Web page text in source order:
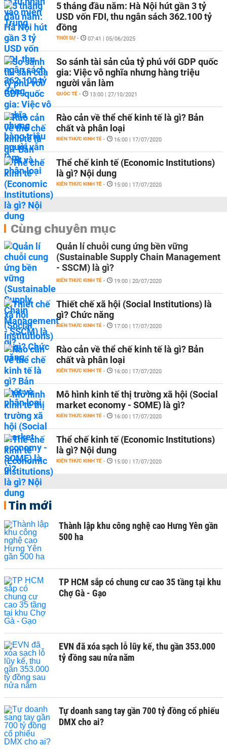
5 tháng đầu năm: Hà Nội hút gần 3 tỷ
USD vốn FDI, thu ngân sách 362.100 tỷ
đồng
THỜI SỰ - 07:41 | 05/06/2025
So sánh tài sản của tỷ phú với GDP quốc
gia: Việc vô nghĩa nhưng hàng triệu
người vẫn làm
QUỐC TẾ - 13:00 | 27/10/2021
Rào cản về thể chế kinh tế là gì? Bản
chất và phân loại
KIẾN THỨC KINH TẾ - 16:00 | 17/07/2020
Thể chế kinh tế (Economic Institutions)
là gì? Nội dung
KIẾN THỨC KINH TẾ - 15:00 | 17/07/2020
Cùng chuyên mục
Quản lí chuỗi cung ứng bền vững
(Sustainable Supply Chain Management
- SSCM) là gì?
KIẾN THỨC KINH TẾ - 19:00 | 20/07/2020
Thiết chế xã hội (Social Institutions) là
gì? Chức năng
KIẾN THỨC KINH TẾ - 17:00 | 17/07/2020
Rào cản về thể chế kinh tế là gì? Bản
chất và phân loại
KIẾN THỨC KINH TẾ - 16:00 | 17/07/2020
Mô hình kinh tế thị trường xã hội (Social
market economy - SOME) là gì?
KIẾN THỨC KINH TẾ - 16:00 | 17/07/2020
Thể chế kinh tế (Economic Institutions)
là gì? Nội dung
KIẾN THỨC KINH TẾ - 15:00 | 17/07/2020
Tin mới
Thành lập khu công nghệ cao Hưng Yên gần
500 ha
TP HCM sắp có chung cư cao 35 tầng tại khu
Chợ Gà - Gạo
EVN đã xóa sạch lỗ lũy kế, thu gần 353.000
tỷ đồng sau nửa năm
Tự doanh sang tay gần 700 tỷ đồng cổ phiếu
DMX cho ai?